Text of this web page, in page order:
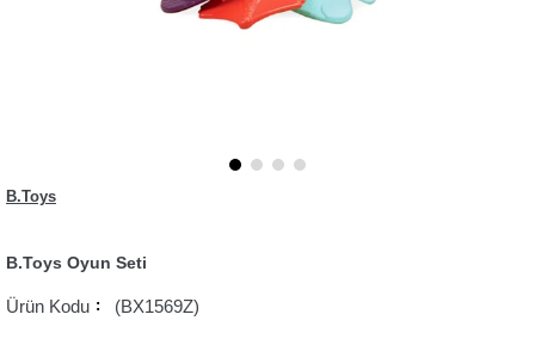
B.Toys
B.Toys Oyun Seti
(BX1569Z)